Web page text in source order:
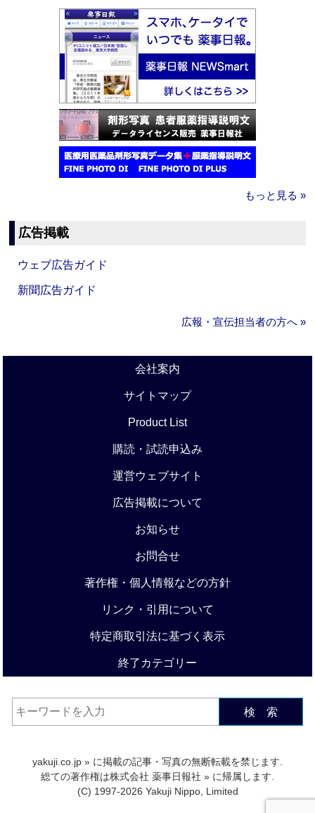
もっと見る »
広告掲載
ウェブ広告ガイド
新聞広告ガイド
広報・宣伝担当者の方へ »
会社案内
サイトマップ
Product List
購読・試読申込み
運営ウェブサイト
広告掲載について
お知らせ
お問合せ
著作権・個人情報などの方針
リンク・引用について
特定商取引法に基づく表示
終了カテゴリー
検 索
yakuji.co.jp » に掲載の記事・写真の無断転載を禁じます.
総ての著作権は株式会社 薬事日報社 » に帰属します.
(C) 1997-2026 Yakuji Nippo, Limited